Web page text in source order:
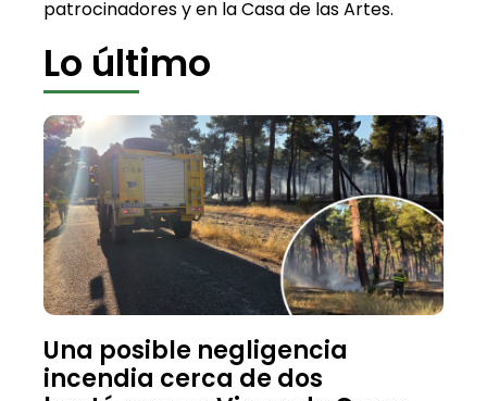
patrocinadores y en la Casa de las Artes.
Lo último
Una posible negligencia
incendia cerca de dos